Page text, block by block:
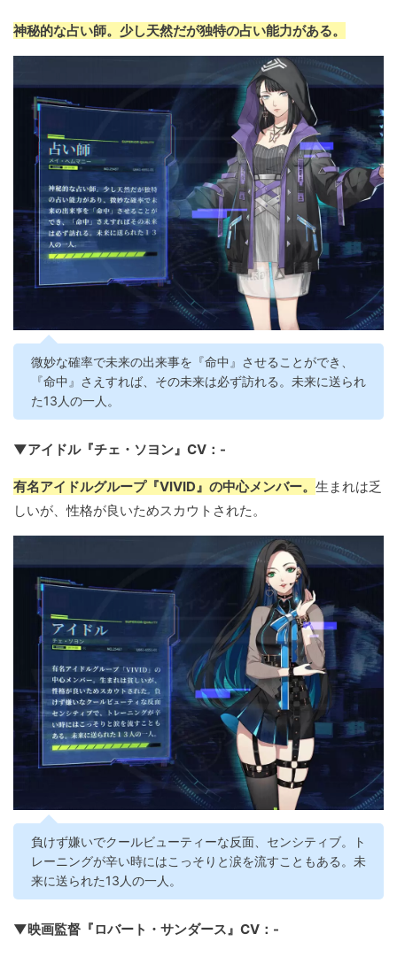
神秘的な占い師。少し天然だが独特の占い能力がある。
微妙な確率で未来の出来事を『命中』させることができ、
『命中』さえすれば、その未来は必ず訪れる。未来に送られ
た13人の一人。
▼アイドル『チェ・ソヨン』CV：-
有名アイドルグループ『VIVID』の中心メンバー。 生まれは乏
しいが、性格が良いためスカウトされた。
負けず嫌いでクールビューティーな反面、センシティブ。ト
レーニングが辛い時にはこっそりと涙を流すこともある。未
来に送られた13人の一人。
▼映画監督『ロバート・サンダース』CV：-